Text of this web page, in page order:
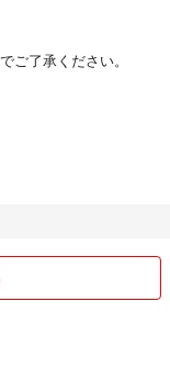
ご了承ください。